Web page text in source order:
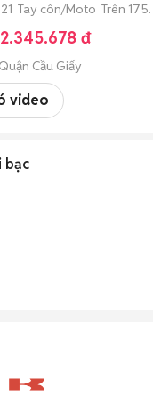
Tay côn/Moto Trên 175
Đã sử dụng
đ
Quận Cầu Giấy
video
bạc